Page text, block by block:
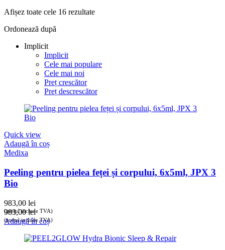
Afișez toate cele 16 rezultate
Ordonează după
Implicit
Implicit
Cele mai populare
Cele mai noi
Preț crescător
Preț descrescător
Quick view
Adaugă în coș
Medixa
Peeling pentru pielea feței și corpului, 6x5ml, JPX 3
Bio
983,00 lei
(prețul include TVA)
983,00lei
(prețul include TVA)
Adaugă în coș